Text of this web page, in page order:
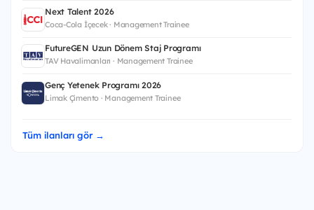
Next Talent 2026
Coca-Cola İçecek · Management Trainee
FutureGEN Uzun Dönem Staj Programı
TAV Havalimanları · Management Trainee
Genç Yetenek Programı 2026
Limak Çimento · Management Trainee
Tüm ilanları gör →